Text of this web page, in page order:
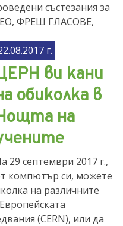
състезания за
ФРЕШ ГЛAСОВЕ,
г.
ви кани
обиколка в
на
29 септември 2017 г.,
компютър си, можете
на различните
(CERN), или да